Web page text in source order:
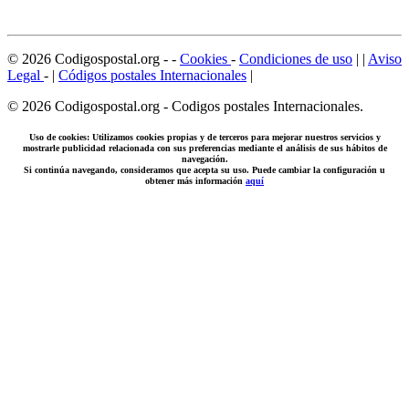
© 2026 Codigospostal.org - - Cookies - Condiciones de uso | | Aviso
Legal - | Códigos postales Internacionales |
© 2026 Codigospostal.org - Codigos postales Internacionales.
Uso de cookies: Utilizamos cookies propias y de terceros para mejorar nuestros servicios y
mostrarle publicidad relacionada con sus preferencias mediante el análisis de sus hábitos de
navegación.
Si continúa navegando, consideramos que acepta su uso. Puede cambiar la configuración u
obtener más información aquí